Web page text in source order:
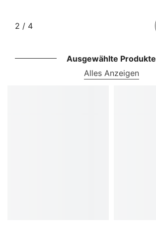
2 / von
4
Ausgewählte Produkte
Alles Anzeigen